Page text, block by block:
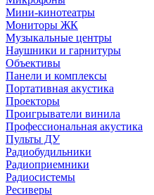
Мини-кинотеатры
Мониторы ЖК
Музыкальные центры
Наушники и гарнитуры
Объективы
Панели и комплексы
Портативная акустика
Проекторы
Проигрыватели винила
Профессиональная акустика
Пульты ДУ
Радиобудильники
Радиоприемники
Радиосистемы
Ресиверы